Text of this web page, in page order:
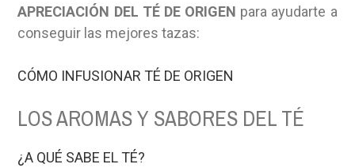
APRECIACIÓN DEL TÉ DE ORIGEN para ayudarte a
conseguir las mejores tazas:
CÓMO INFUSIONAR TÉ DE ORIGEN
LOS AROMAS Y SABORES DEL TÉ
¿A QUÉ SABE EL TÉ?